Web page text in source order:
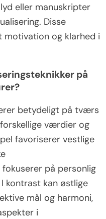
eller manuskripter
Disse
motivation og klarhed i
på
betydeligt på tværs
værdier og
favoriserer vestlige
på personlig
kontrast kan østlige
mål og harmoni,
i